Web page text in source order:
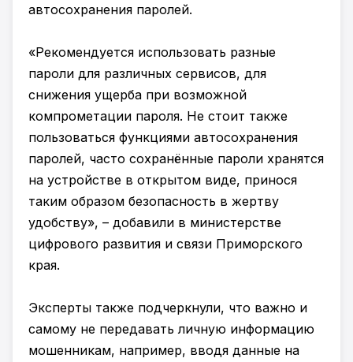
автосохранения паролей.
«Рекомендуется использовать разные
пароли для различных сервисов, для
снижения ущерба при возможной
компрометации пароля. Не стоит также
пользоваться функциями автосохранения
паролей, часто сохранённые пароли хранятся
на устройстве в открытом виде, принося
таким образом безопасность в жертву
удобству», – добавили в министерстве
цифрового развития и связи Приморского
края.
Эксперты также подчеркнули, что важно и
самому не передавать личную информацию
мошенникам, например, вводя данные на